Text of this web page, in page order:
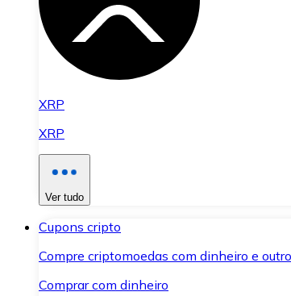
XRP
XRP
Ver tudo
Cupons cripto
Compre criptomoedas com dinheiro e
Comprar com dinheiro